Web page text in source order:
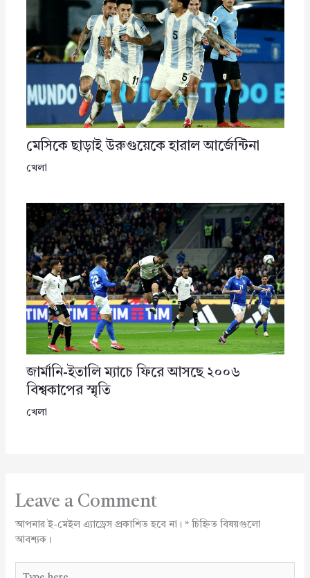
মেসিকে ছাড়াই উরুগুয়েকে হারাল আর্জেন্টিনা
খেলা
জার্মানি-ইতালি ম্যাচে ফিরে আসছে ২০০৬
বিশ্বকাপের স্মৃতি
খেলা
Leave a Comment
আপনার ই-মেইল এ্যাড্রেস প্রকাশিত হবে না। *চিহ্নিত বিষয়গুলো
আবশ্যক।